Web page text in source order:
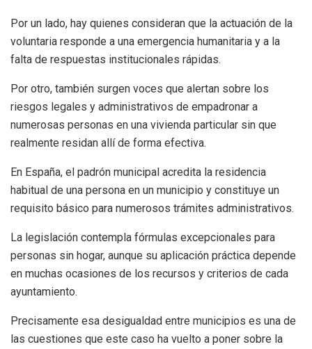
Por un lado, hay quienes consideran que la actuación de la
voluntaria responde a una emergencia humanitaria y a la
falta de respuestas institucionales rápidas.
Por otro, también surgen voces que alertan sobre los
riesgos legales y administrativos de empadronar a
numerosas personas en una vivienda particular sin que
realmente residan allí de forma efectiva.
En España, el padrón municipal acredita la residencia
habitual de una persona en un municipio y constituye un
requisito básico para numerosos trámites administrativos.
La legislación contempla fórmulas excepcionales para
personas sin hogar, aunque su aplicación práctica depende
en muchas ocasiones de los recursos y criterios de cada
ayuntamiento.
Precisamente esa desigualdad entre municipios es una de
las cuestiones que este caso ha vuelto a poner sobre la